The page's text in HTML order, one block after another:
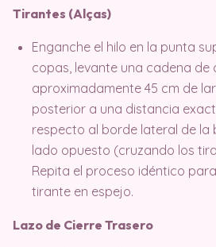
Tirantes (Alças)
Enganche el hilo en la punta
copas, levante una cadena de
aproximadamente 45 cm de
posterior a una distancia
respecto al borde lateral de la
lado opuesto (cruzando los
Repita el proceso idéntico
tirante en espejo.
Lazo de Cierre Trasero